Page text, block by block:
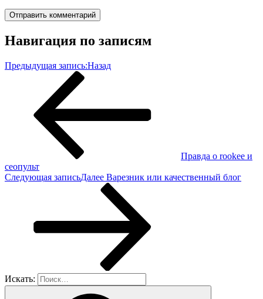
Навигация по записям
Предыдущая запись:Назад
Правда о rookee и
сеопульт
Следующая записьДалее Варезник или качественный блог
Искать: